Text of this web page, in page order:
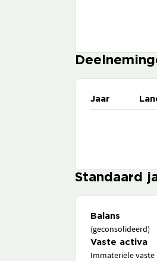
Jaar
Standaard
Balans
(geconsolideerd)
Vaste activa
Immateriële vaste